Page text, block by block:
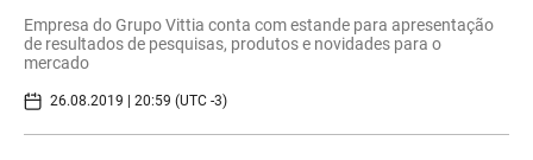
Empresa do Grupo Vittia conta com estande para apresentação
de resultados de pesquisas, produtos e novidades para o
mercado
26.08.2019 | 20:59 (UTC -3)